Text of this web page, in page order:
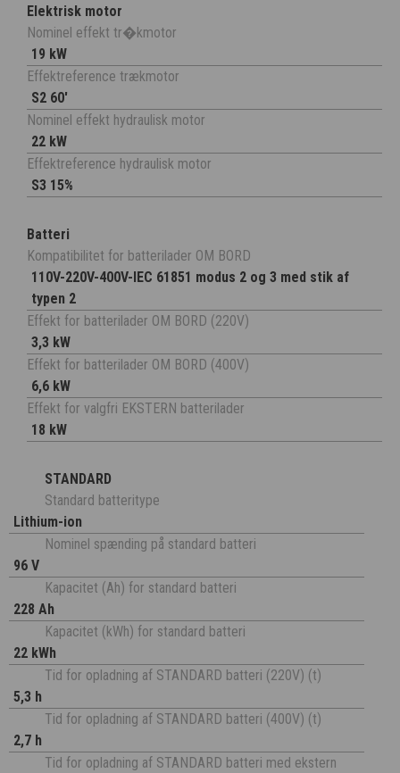
Elektrisk motor
Nominel effekt tr�kmotor
19 kW
Effektreference trækmotor
S2 60'
Nominel effekt hydraulisk motor
22 kW
Effektreference hydraulisk motor
S3 15%
Batteri
Kompatibilitet for batterilader OM BORD
110V-220V-400V-IEC 61851 modus 2 og 3 med stik af
typen 2
Effekt for batterilader OM BORD (220V)
3,3 kW
Effekt for batterilader OM BORD (400V)
6,6 kW
Effekt for valgfri EKSTERN batterilader
18 kW
STANDARD
Standard batteritype
Lithium-ion
Nominel spænding på standard batteri
96 V
Kapacitet (Ah) for standard batteri
228 Ah
Kapacitet (kWh) for standard batteri
22 kWh
Tid for opladning af STANDARD batteri (220V) (t)
5,3 h
Tid for opladning af STANDARD batteri (400V) (t)
2,7 h
Tid for opladning af STANDARD batteri med ekstern